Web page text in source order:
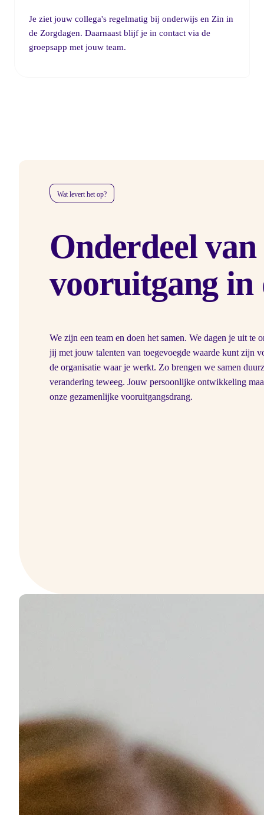
Je ziet jouw collega's regelmatig bij onderwijs en Zin in
de Zorgdagen. Daarnaast blijf je in contact via de
groepsapp met jouw team.
Wat levert het op?
Onderdeel van
vooruitgang in
We zijn een team en doen het samen. We dagen je uit te
jij met jouw talenten van toegevoegde waarde kunt zijn
de organisatie waar je werkt. Zo brengen we samen
verandering teweeg. Jouw persoonlijke ontwikkeling
onze gezamenlijke vooruitgangsdrang.